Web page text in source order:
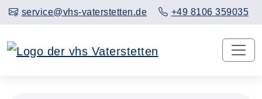
service@vhs-vaterstetten.de +49 8106 359035